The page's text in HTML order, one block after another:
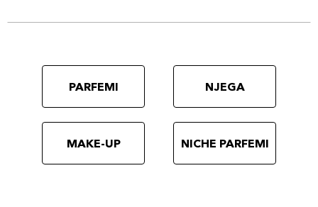
PARFEMI NJEGA
MAKE-UP NICHE PARFEMI